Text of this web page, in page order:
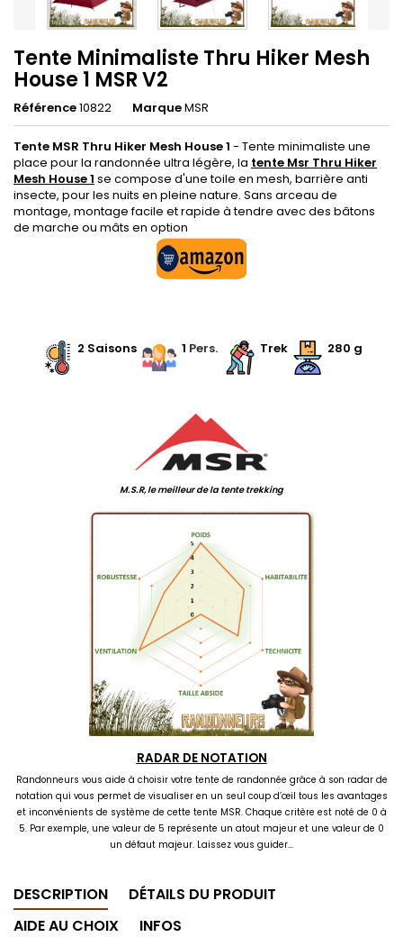
Tente Minimaliste Thru Hiker Mesh
House 1 MSR V2
Référence10822 MarqueMSR
Tente MSR Thru Hiker Mesh House 1 - Tente minimaliste une
place pour la randonnée ultra légère, la tente Msr Thru Hiker
Mesh House 1 se compose d'une toile en mesh, barrière anti
insecte, pour les nuits en pleine nature. Sans arceau de
montage, montage facile et rapide à tendre avec des bâtons
de marche ou mâts en option
2 Saisons 1 Pers. Trek 280 g
M.S.R, le meilleur de la tente trekking
RADAR DE NOTATION
Randonneurs vous aide à choisir votre tente de randonnée grâce à son radar de
notation qui vous permet de visualiser en un seul coup d’œil tous les avantages
et inconvénients de système de cette tente MSR. Chaque critère est noté de 0 à
5. Par exemple, une valeur de 5 représente un atout majeur et une valeur de 0
un défaut majeur. Laissez vous guider...
DESCRIPTION
DÉTAILS DU PRODUIT
AIDE AU CHOIX
INFOS